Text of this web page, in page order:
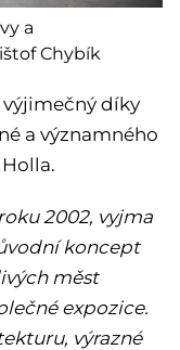
a
Chybík
díky
a významného
2002, vyjma
koncept
měst
expozice.
výrazné